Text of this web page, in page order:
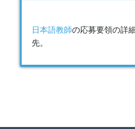
日本語教師の応募要領の詳
先。